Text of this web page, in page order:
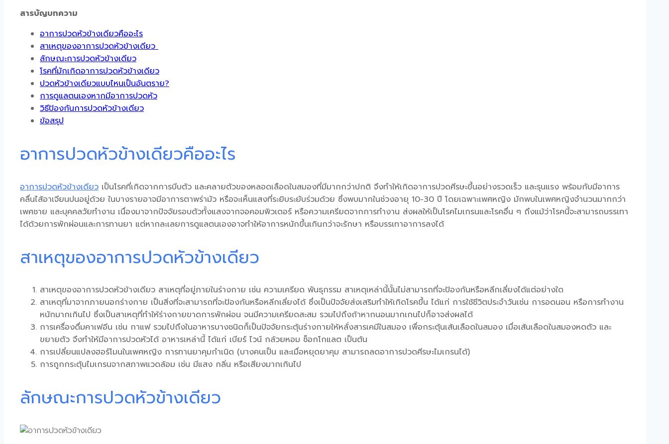
สารบัญบทความ
อาการปวดหัวข้างเดียวคืออะไร
สาเหตุของอาการปวดหัวข้างเดียว
ลักษณะการปวดหัวข้างเดียว
โรคที่มักเกิดอาการปวดหัวข้างเดียว
ปวดหัวข้างเดียวแบบไหนเป็นอันตราย?
การดูแลตนเองหากมีอาการปวดหัว
วิธีป้องกันการปวดหัวข้างเดียว
ข้อสรุป
อาการปวดหัวข้างเดียวคืออะไร
อาการปวดหัวข้างเดียว เป็นโรคที่เกิดจากการบีบตัว และคลายตัวของหลอดเลือดในสมองที่มีมากกว่าปกติ จึงทำให้เกิดอาการปวดศีรษะขึ้นอย่างรวดเร็ว และรุนแรง พร้อมกับมีอาการ
คลื่นไส้อาเจียนปนอยู่ด้วย ในบางรายอาจมีอาการตาพร่ามัว หรือจะเห็นแสงที่ระยิบระยับร่วมด้วย ซึ่งพบมากในช่วงอายุ 10-30 ปี โดยเฉพาะเพศหญิง มักพบในเพศหญิงจำนวนมากกว่า
เพศชาย และบุคคลวัยทำงาน เนื่องมาจากปัจจัยรอบตัวทั้งแสงจากจอคอมพิวเตอร์ หรือความเครียดจากการทำงาน ส่งผลให้เป็นโรคไมเกรนและโรคอื่น ๆ ถึงแม้ว่าโรคนี้จะสามารถบรรเทา
ได้ด้วยการพักผ่อนและการทานยา แต่หากละเลยการดูแลตนเองอาจทำให้อาการหนักขึ้นเกินกว่าจะรักษา หรือบรรเทาอาการลงได้
สาเหตุของอาการปวดหัวข้างเดียว
สาเหตุของอาการปวดหัวข้างเดียว สาเหตุที่อยู่ภายในร่างกาย เช่น ความเครียด พันธุกรรม สาเหตุเหล่านี้นั้นไม่สามารถที่จะป้องกันหรือหลีกเลี่ยงได้แต่อย่างใด
สาเหตุที่มาจากภายนอกร่างกาย เป็นสิ่งที่จะสามารถที่จะป้องกันหรือหลีกเลี่ยงได้ ซึ่งเป็นปัจจัยส่งเสริมทำให้เกิดโรคขึ้น ได้แก่ การใช้ชีวิตประจำวันเช่น การอดนอน หรือการทำงาน
หนักมากเกินไป ซึ่งเป็นสาเหตุที่ทำให้ร่างกายขาดการพักผ่อน จนมีความเครียดสะสม รวมไปถึงถ้าหากนอนมากเกนไปก็อาจส่งผลได้
การเครื่องดื่มคาเฟอีน เช่น กาแฟ รวมไปถึงในอาหารบางชนิดก็เป็นปัจจัยกระตุ้นร่างกายให้หลั่งสารเคมีในสมอง เพื่อกระตุ้นเส้นเลือดในสมอง เมื่อเส้นเลือดในสมองหดตัว และ
ขยายตัว จึงทำให้มีอาการปวดหัวได้ อาหารเหล่านี้ ได้แก่ เบียร์ ไวน์ กล้วยหอม ช็อกโกแลต เป็นต้น
การเปลี่ยนแปลงฮอร์โมนในเพศหญิง การทานยาคุมกำเนิด (บางคนเป็น และเมื่อหยุดยาคุม สามารถลดอาการปวดศีรษะไมเกรนได้)
การถูกกระตุ้นไมเกรนจากสภาพแวดล้อม เช่น มีแสง กลิ่น หรือเสียงมากเกินไป
ลักษณะการปวดหัวข้างเดียว